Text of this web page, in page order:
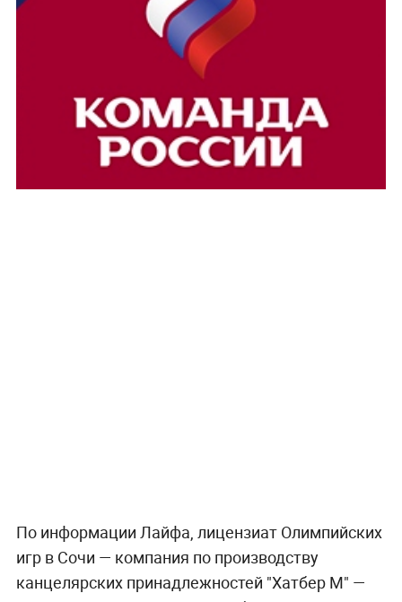
По информации Лайфа, лицензиат Олимпийских
игр в Cочи — компания по производству
канцелярских принадлежностей "Хатбер М" —